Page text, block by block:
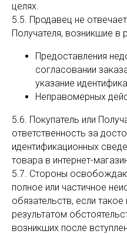
целях.
5.5. Продавец не
Получателя, возникшие в
Предоставления
согласовании
указание
Неправомерных
5.6. Покупатель или
ответственность за
идентификационных
товара в интернет-
5.7. Стороны
полное или частичное
обязательств, если
результатом
возникших после